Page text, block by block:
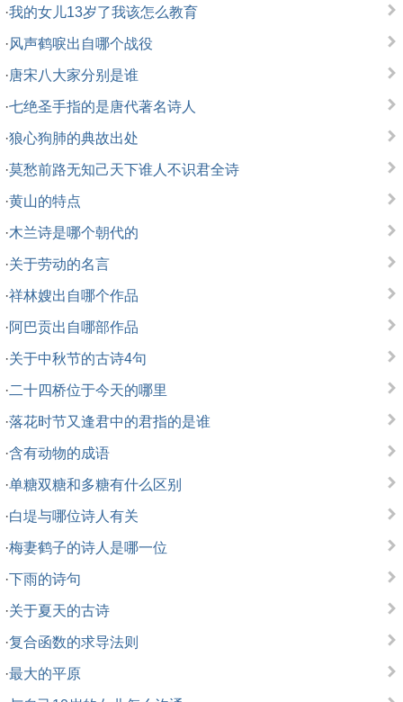
·我的女儿13岁了我该怎么教育
·风声鹤唳出自哪个战役
·唐宋八大家分别是谁
·七绝圣手指的是唐代著名诗人
·狼心狗肺的典故出处
·莫愁前路无知己天下谁人不识君全诗
·黄山的特点
·木兰诗是哪个朝代的
·关于劳动的名言
·祥林嫂出自哪个作品
·阿巴贡出自哪部作品
·关于中秋节的古诗4句
·二十四桥位于今天的哪里
·落花时节又逢君中的君指的是谁
·含有动物的成语
·单糖双糖和多糖有什么区别
·白堤与哪位诗人有关
·梅妻鹤子的诗人是哪一位
·下雨的诗句
·关于夏天的古诗
·复合函数的求导法则
·最大的平原